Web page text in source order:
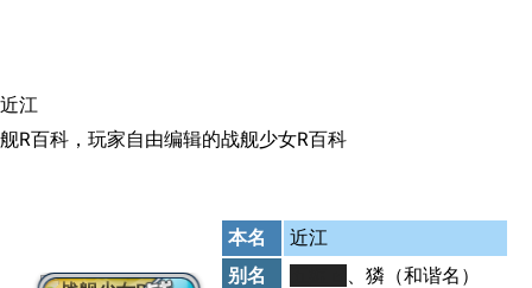
近江
舰R百科，玩家自由编辑的战舰少女R百科
本名
近江
别名
、獜（和谐名）